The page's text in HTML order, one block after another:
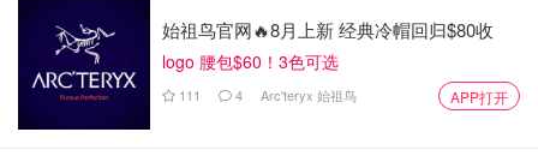
始祖鸟官网🔥8月上新 经典冷帽回归$80收
logo 腰包$60！3色可选
111 4 Arc'teryx 始祖鸟 APP打开